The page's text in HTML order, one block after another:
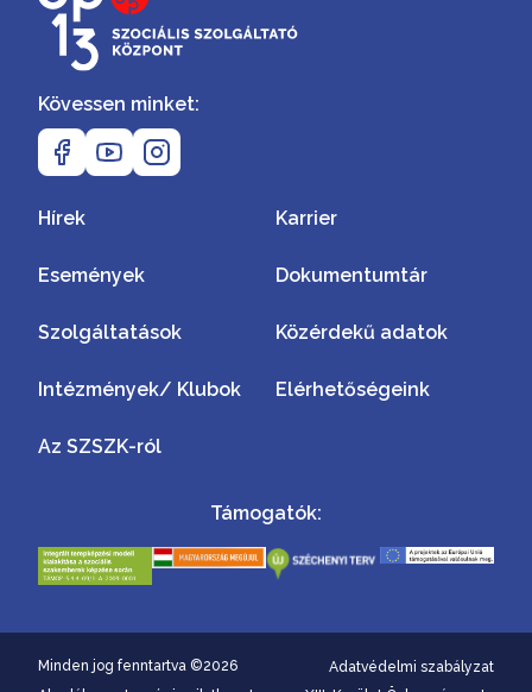
Kövessen minket:
Hírek
Események
Szolgáltatások
Intézmények/ Klubok
Az SZSZK-ról
Karrier
Dokumentumtár
Közérdekű adatok
Elérhetőségeink
Támogatók:
Minden jog fenntartva ©2026
Adatvédelmi szabályzat